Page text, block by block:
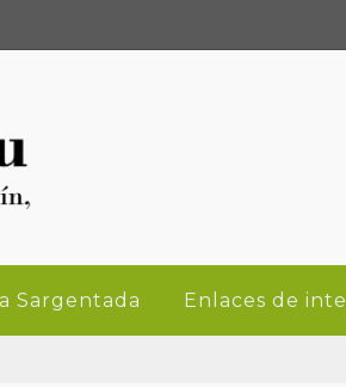
Sargentada Enlaces de